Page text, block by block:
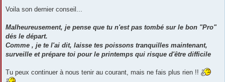
Voila son dernier conseil...
Malheureusement, je pense que tu n'est pas tombé sur le bon "Pro"
dés le départ.
Comme , je te l'ai dit, laisse tes poissons tranquilles maintenant,
surveille et prépare toi pour le printemps qui risque d'être difficile
Tu peux continuer à nous tenir au courant, mais ne fais plus rien !!